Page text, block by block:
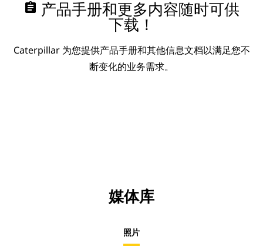
assignment 产品手册和更多内容随时可供
下载！
Caterpillar 为您提供产品手册和其他信息文档以满足您不
断变化的业务需求。
媒体库
照片